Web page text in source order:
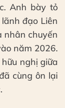
Anh bày tỏ
đạo Liên
nhân chuyến
năm 2026.
nghị giữa
cùng ôn lại